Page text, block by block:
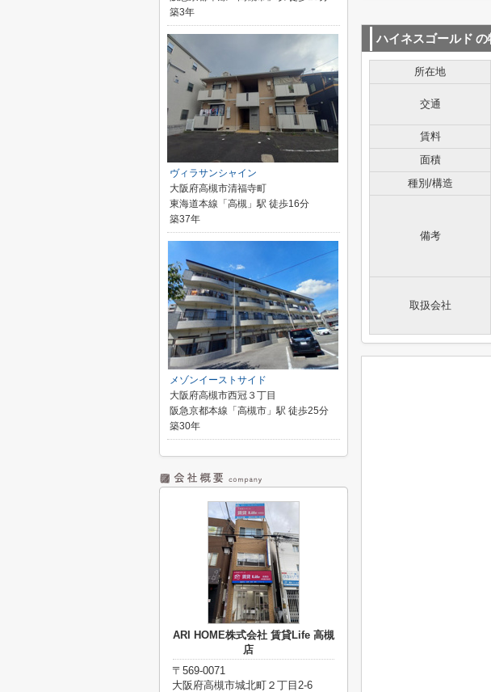
ハイネスゴールド の
所在地
交通
賃料
面積
種別/構造
備考
取扱会社
築3年
ヴィラサンシャイン
大阪府高槻市清福寺町
東海道本線「高槻」駅 徒歩16分
築37年
メゾンイーストサイド
大阪府高槻市西冠３丁目
阪急京都本線「高槻市」駅 徒歩25分
築30年
ARI HOME株式会社 賃貸Life 高槻
店
〒569-0071
大阪府高槻市城北町２丁目2-6